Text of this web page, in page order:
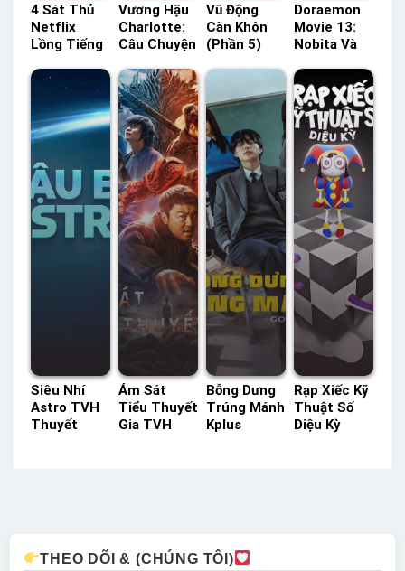
4 Sát Thủ
Netflix
Lồng Tiếng
HD Lồng
Tiếng
Vương Hậu
Charlotte:
Câu Chuyện
Netflix
Lồng Tiếng
– Status:
06 / 06
Lồng Tiếng
Vũ Động
Càn Khôn
(Phần 5)
Minh –
Status: 12 /
12 Thuyết
Minh
Doraemon
Movie 13:
Nobita Và
Trên Mây
HTV3 Lồng
Tiếng –
Status: HD
Lồng Tiếng
Siêu Nhí
Astro TVH
Thuyết
Ám Sát
Tiểu Thuyết
Gia TVH
Bỗng Dưng
Trúng Mánh
Kplus
Rạp Xiếc Kỹ
Thuật Số
Diệu Kỳ
THEO DÕI & (CHÚNG TÔI)